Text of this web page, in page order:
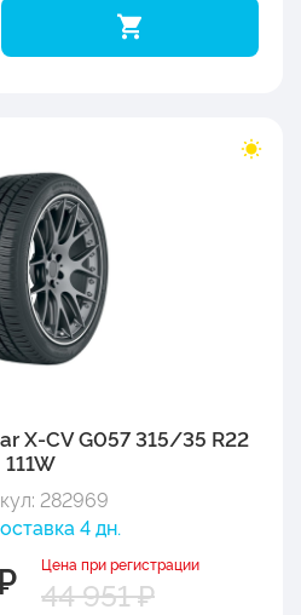
X-CV G057 315/35 R22
111W
282969
4 дн.
Цена при регистрации
44 951 ₽